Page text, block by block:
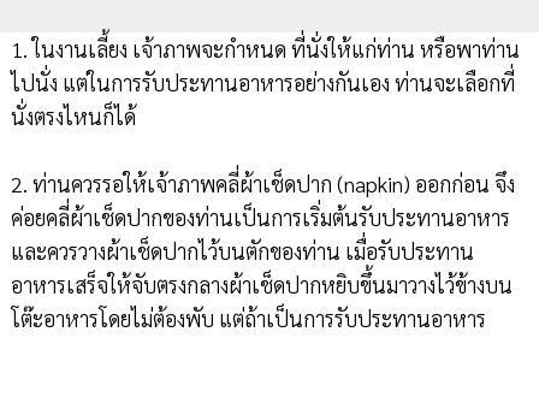
1. ในงานเลี้ยง เจ้าภาพจะกำหนด ที่นั่งให้แก่ท่าน หรือพาท่าน
ไปนั่ง แต่ในการรับประทานอาหารอย่างกันเอง ท่านจะเลือกที่
นั่งตรงไหนก็ได้
2. ท่านควรรอให้เจ้าภาพคลี่ผ้าเช็ดปาก (napkin) ออกก่อน จึง
ค่อยคลี่ผ้าเช็ดปากของท่านเป็นการเริ่มต้นรับประทานอาหาร
และควรวางผ้าเช็ดปากไว้บนตักของท่าน เมื่อรับประทาน
อาหารเสร็จให้จับตรงกลางผ้าเช็ดปากหยิบขึ้นมาวางไว้ข้างบน
โต๊ะอาหารโดยไม่ต้องพับ แต่ถ้าเป็นการรับประทานอาหาร